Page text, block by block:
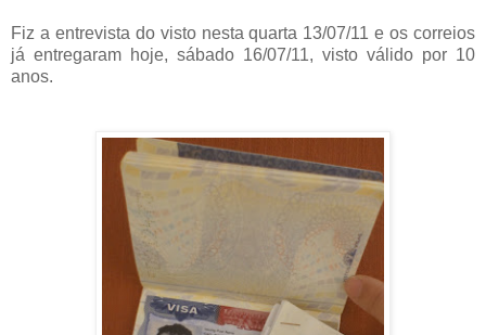
Fiz a entrevista do visto nesta quarta 13/07/11 e os correios
já entregaram hoje, sábado 16/07/11, visto válido por 10
anos.